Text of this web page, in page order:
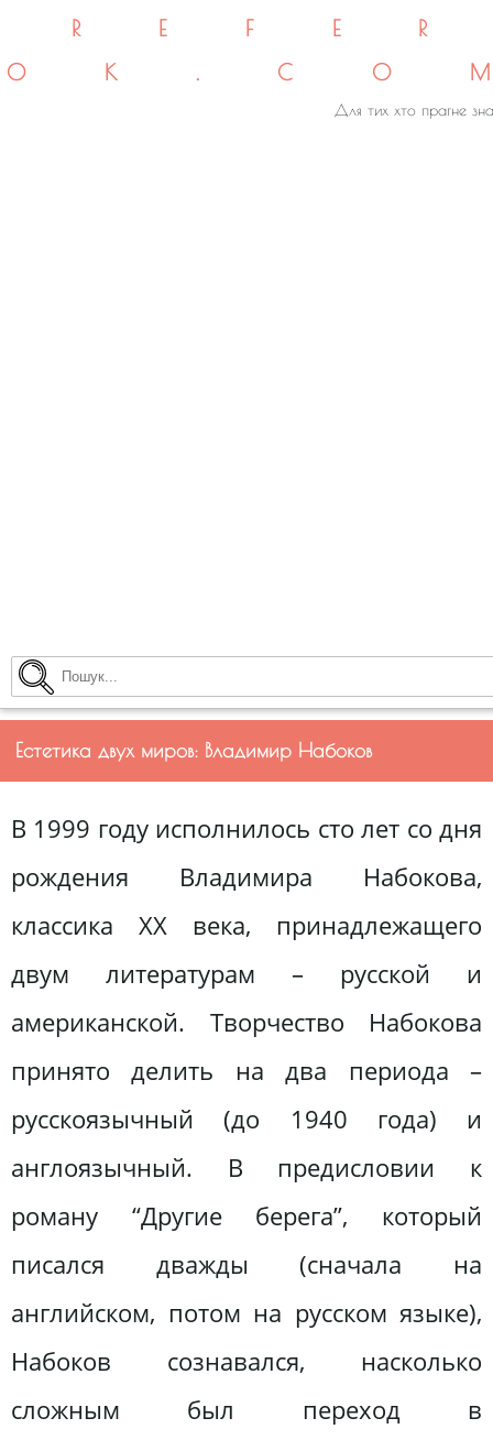
Для тих хто прагне
Естетика двух миров: Владимир Набоков
В 1999 году исполнилось сто лет со дня
рождения Владимира Набокова,
классика ХХ века, принадлежащего
двум литературам – русской и
американской. Творчество Набокова
принято делить на два периода –
русскоязычный (до 1940 года) и
англоязычный. В предисловии к
роману “Другие берега”, который
писался дважды (сначала на
английском, потом на русском языке),
Набоков сознавался, насколько
сложным был переход в